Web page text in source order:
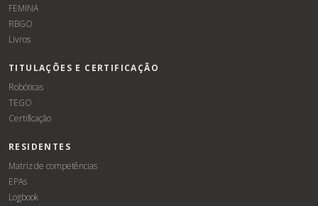
FEMINA
RBGO
Livros
TITULAÇÕES E CERTIFICAÇÃO
Robóticas
TEGO
Certificação
RESIDENTES
Matriz de competências
EPAs
Logbook